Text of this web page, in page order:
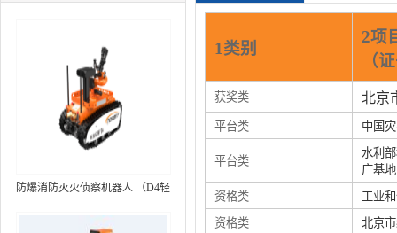
防爆消防灭火侦察机器人 （D4轻
1类别
2项
（
获奖类 北京
平台类 中国
平台类
水利
广基地
资格类
工业
资格类
北京